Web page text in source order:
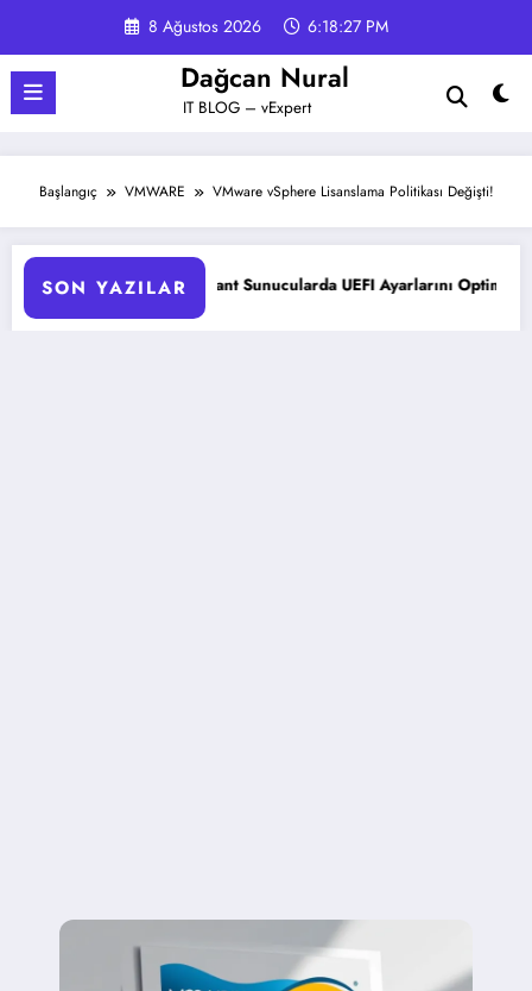
8 Ağustos 2026 6:18:28 PM
Dağcan Nural
IT BLOG – vExpert
Başlangıç VMWARE VMware vSphere Lisanslama Politikası Değişti!
SON YAZILAR
HPE ProLiant Sunucularda UEFI Ayarlarını Optimize Etme